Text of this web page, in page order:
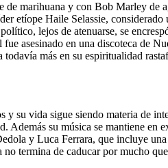
marihuana y con Bob Marley
etíope Haile Selassie,
lejos de atenuarse, se
asesinado en una discoteca de
más en su espiritualidad
su vida sigue siendo materia de
su música se mantiene en
y Luca Ferrara, que incluye
termina de caducar por mucho